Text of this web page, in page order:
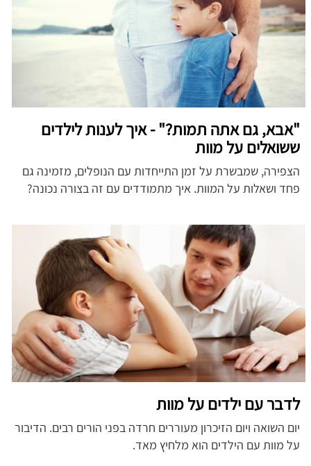
"אבא, גם אתה תמות?" - איך לענות לילדים
ששואלים על מוות
הצפירה, שמבשרת על זמן התייחדות עם הנופלים, מזמינה גם
פחד ושאלות על המוות. איך מתמודדים עם זה בצורה נכונה?
לדבר עם ילדים על מוות
יום השואה ויום הזיכרון מעוררים חרדה בפני הורים רבים. הדיבור
על מוות עם הילדים הוא מלחיץ מאד.